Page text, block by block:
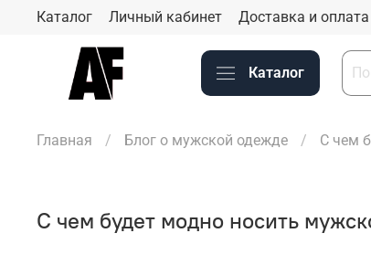
Каталог Личный кабинет Доставка и оплата
Каталог
Главная Блог о мужской одежде С чем
С чем будет модно носить